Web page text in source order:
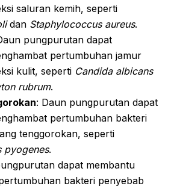
saluran kemih, seperti
dan Staphylococcus aureus.
pungpurutan dapat
pertumbuhan jamur
kulit, seperti Candida albicans
rubrum.
: Daun pungpurutan dapat
pertumbuhan bakteri
tenggorokan, seperti
pyogenes.
dapat membantu
bakteri penyebab